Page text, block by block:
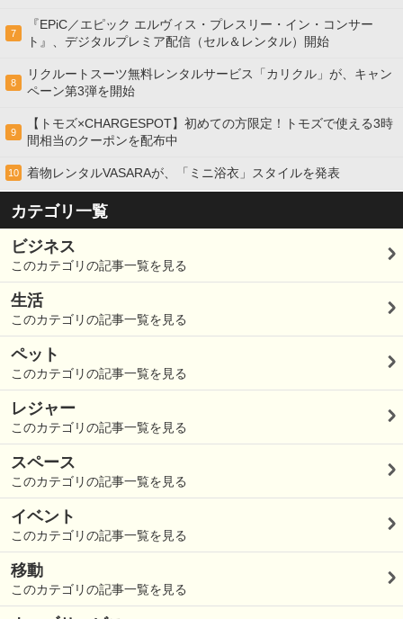
7
『EPiC／エピック エルヴィス・プレスリー・イン・コンサー
ト』、デジタルプレミア配信（セル＆レンタル）開始
8
リクルートスーツ無料レンタルサービス「カリクル」が、キャン
ペーン第3弾を開始
9
【トモズ×CHARGESPOT】初めての方限定！トモズで使える3時
間相当のクーポンを配布中
10 着物レンタルVASARAが、「ミニ浴衣」スタイルを発表
カテゴリ一覧
ビジネス
このカテゴリの記事一覧を見る
生活
このカテゴリの記事一覧を見る
ペット
このカテゴリの記事一覧を見る
レジャー
このカテゴリの記事一覧を見る
スペース
このカテゴリの記事一覧を見る
イベント
このカテゴリの記事一覧を見る
移動
このカテゴリの記事一覧を見る